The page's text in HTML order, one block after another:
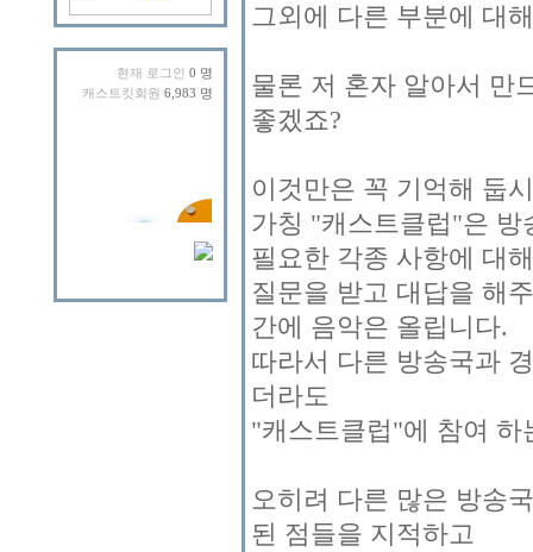
현재 로그인 0 명
캐스트킷회원 6,983 명
그외에 다른 부분에 대
물론 저 혼자 알아서 만
좋겠죠?
이것만은 꼭 기억해 둡
가칭 "캐스트클럽"은 방
필요한 각종 사항에 대해
질문을 받고 대답을 해
간에 음악은 올립니다.
따라서 다른 방송국과
더라도
"캐스트클럽"에 참여 하
오히려 다른 많은 방송
된 점들을 지적하고